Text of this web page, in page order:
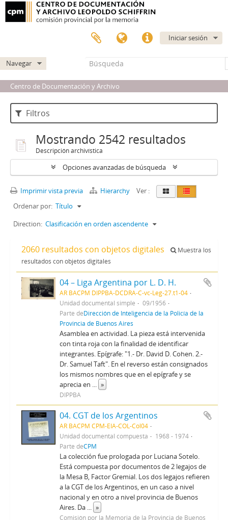
Iniciar sesión
Navegar
Centro de Documentación y Archivo
Filtros
Mostrando 2542 resultados
Descripción archivística
Opciones avanzadas de búsqueda
Imprimir vista previa Hierarchy
Ver :
Ordenar por: Título
Direction: Clasificación en orden ascendente
2060 resultados con objetos digitales
Muestra los
resultados con objetos digitales
04 – Liga Argentina por L. D. H.
AR BACPM DIPPBA-DCDRA-C-vc-Leg-27.t1-04
Unidad documental simple
09/1956
Parte deDirección de Inteligencia de la Policía de la
Provincia de Buenos Aires
Asamblea en actividad. La pieza está intervenida
con tinta roja con la finalidad de identificar
integrantes. Epígrafe: "1.- Dr. David D. Cohen. 2.-
Dr. Samuel Taft". En el reverso están consignados
los mismos nombres que en el epígrafe y se
aprecia en ... »
DIPPBA
04. CGT de los Argentinos
AR BACPM CPM-EIA-COL-Col04
Unidad documental compuesta
1968 - 1974
Parte deCPM
La colección fue prologada por Luciana Sotelo.
Está compuesta por documentos de 2 legajos de
la Mesa B, Factor Gremial. Los dos legajos refieren
a la CGT de los Argentinos, en un caso a nivel
nacional y en otro a nivel provincia de Buenos
Aires. Da ... »
Comisión por la Memoria de la Provincia de Buenos